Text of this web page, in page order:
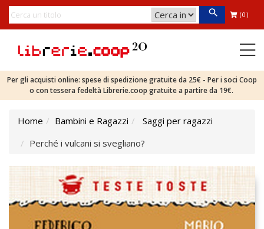
(0)
Per gli acquisti online: spese di spedizione gratuite da 25€ - Per i soci Coop
o con tessera fedeltà Librerie.coop gratuite a partire da 19€.
Home Bambini e Ragazzi
Saggi per ragazzi
Perché i vulcani si svegliano?